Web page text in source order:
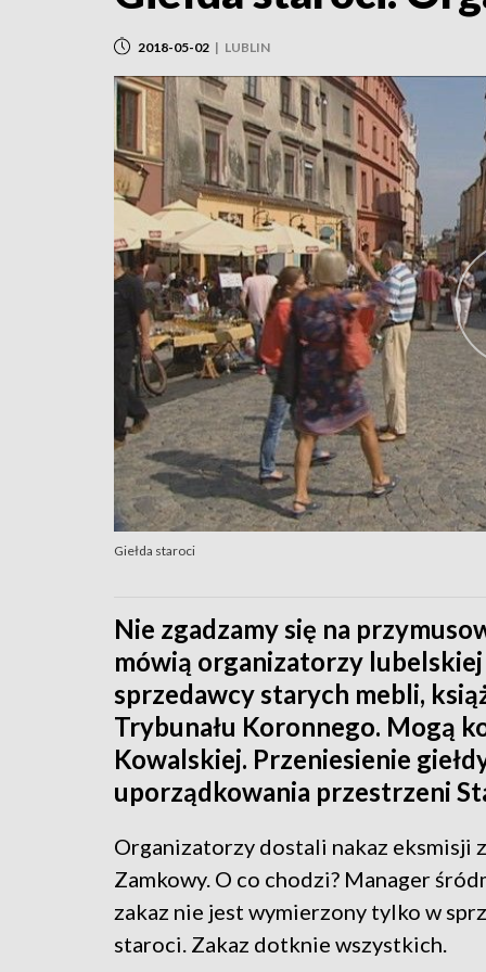
2018-05-02 | LUBLIN
Giełda staroci
Nie zgadzamy się na
mówią organizatorzy
sprzedawcy starych mebli,
Trybunału Koronnego. Mogą
Kowalskiej. Przeniesienie
uporządkowania przestrzeni
Organizatorzy dostali nakaz eksmisji
Zamkowy. O co chodzi? Manager
zakaz nie jest wymierzony tylko w
staroci. Zakaz dotknie wszystkich.